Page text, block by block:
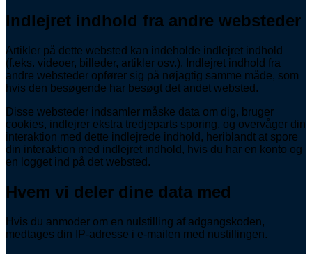
Indlejret indhold fra andre websteder
Artikler på dette websted kan indeholde indlejret indhold
(f.eks. videoer, billeder, artikler osv.). Indlejret indhold fra
andre websteder opfører sig på nøjagtig samme måde, som
hvis den besøgende har besøgt det andet websted.
Disse websteder indsamler måske data om dig, bruger
cookies, indlejrer ekstra tredjeparts sporing, og overvåger din
interaktion med dette indlejrede indhold, heriblandt at spore
din interaktion med indlejret indhold, hvis du har en konto og
en logget ind på det websted.
Hvem vi deler dine data med
Hvis du anmoder om en nulstilling af adgangskoden,
medtages din IP-adresse i e-mailen med nustillingen.